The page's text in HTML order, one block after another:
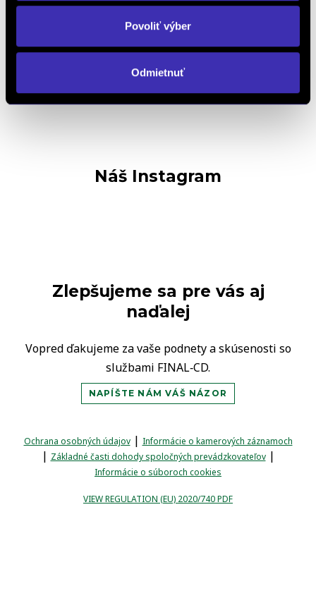
Povoliť výber
Odmietnuť
a príslušenstvo
Náš Instagram
Zlepšujeme sa pre vás aj
naďalej
Vopred ďakujeme za vaše podnety a skúsenosti so
službami FINAL‑CD.
NAPÍŠTE NÁM VÁŠ NÁZOR
Ochrana osobných údajov| Informácie o kamerových záznamoch
| Základné časti dohody spoločných prevádzkovateľov|
Informácie o súboroch cookies
VIEW REGULATION (EU) 2020/740 PDF